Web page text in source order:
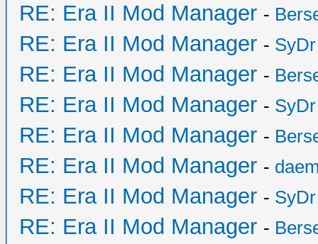
RE: Era II Mod Manager -
RE: Era II Mod Manager - SyDr
RE: Era II Mod Manager -
RE: Era II Mod Manager - SyDr
RE: Era II Mod Manager -
RE: Era II Mod Manager -
RE: Era II Mod Manager - SyDr
RE: Era II Mod Manager -